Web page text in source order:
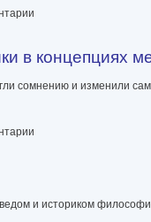
умом» [litres]
в концепциях
сомнению и изменили
международных
и историком